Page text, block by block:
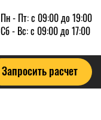
Пн - Пт: с 09:00 до 19:00
Сб - Вс: с 09:00 до 17:00
Запросить расчет